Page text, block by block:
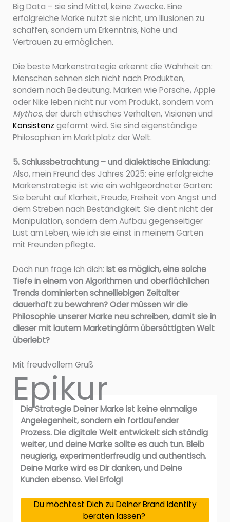
Big Data – sie sind Mittel, keine Zwecke. Eine
erfolgreiche Marke nutzt sie nicht, um Illusionen zu
schaffen, sondern um Erkenntnis, Nähe und
Vertrauen zu ermöglichen.
Die beste Markenstrategie erkennt die Wahrheit an:
Menschen sehnen sich nicht nach Produkten,
sondern nach Bedeutung. Marken wie Porsche, Apple
oder Nike leben nicht nur vom Produkt, sondern vom
Mythos, der durch ethisches Verhalten, Visionen und
Konsistenz geformt wird. Sie sind eigenständige
Philosophien im Marktplatz der Welt.
5. Schlussbetrachtung – und dialektische Einladung:
Also, mein Freund des Jahres 2025: eine erfolgreiche
Markenstrategie ist wie ein wohlgeordneter Garten:
Sie beruht auf Klarheit, Freude, Freiheit von Angst und
dem Streben nach Beständigkeit. Sie dient nicht der
Manipulation, sondern dem Aufbau gegenseitiger
Lust am Leben, wie ich sie einst in meinem Garten
mit Freunden pflegte.
Doch nun frage ich dich: Ist es möglich, eine solche
Tiefe in einem von Algorithmen und oberflächlichen
Trends dominierten schnelllebigen Zeitalter
dauerhaft zu bewahren? Oder müssen wir die
Philosophie unserer Marke neu schreiben, damit sie in
dieser mit lautem Marketinglärm übersättigten Welt
überlebt?
Mit freudvollem Gruß
Epikur
Die Strategie Deiner Marke ist keine einmalige
Angelegenheit, sondern ein fortlaufender
Prozess. Die digitale Welt entwickelt sich ständig
weiter, und deine Marke sollte es auch tun. Bleib
neugierig, experimentierfreudig und authentisch.
Deine Marke wird es Dir danken, und Deine
Kunden ebenso. Viel Erfolg!
Du möchtest Dich zu Deiner Brand Identity
beraten lassen?